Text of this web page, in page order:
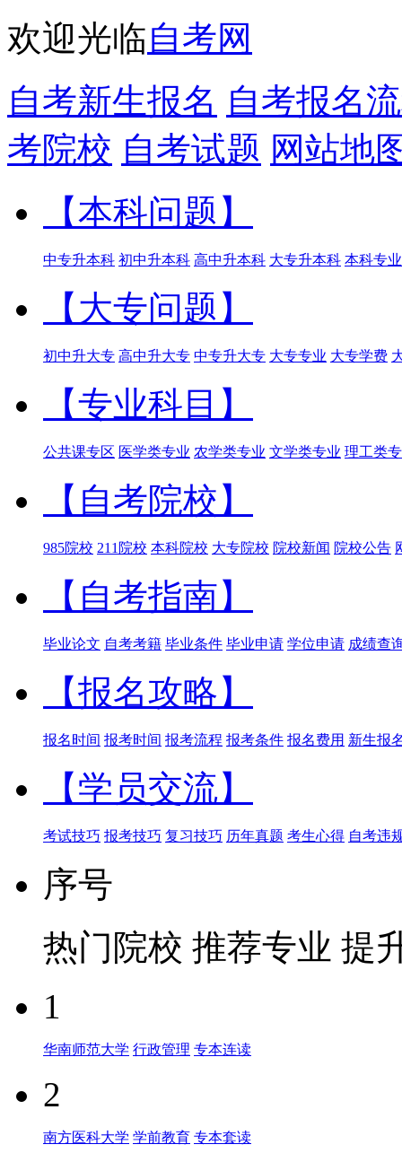
欢迎光临自考网
自考新生报名 自考报名
考院校 自考试题 网站地
【本科问题】
中专升本科 初中升本科 高中升本科 大专升本科 本科专业
【大专问题】
初中升大专 高中升大专 中专升大专 大专专业 大专学费
【专业科目】
公共课专区 医学类专业 农学类专业 文学类专业 理工类
【自考院校】
985院校 211院校 本科院校 大专院校 院校新闻 院校公告
【自考指南】
毕业论文 自考考籍 毕业条件 毕业申请 学位申请 成绩查
【报名攻略】
报名时间 报考时间 报考流程 报考条件 报名费用 新生报
【学员交流】
考试技巧 报考技巧 复习技巧 历年真题 考生心得 自考违
序号
热门院校 推荐专业 提
1
华南师范大学 行政管理 专本连读
2
南方医科大学 学前教育 专本套读